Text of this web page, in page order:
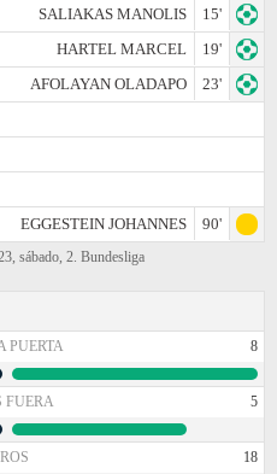
SALIAKAS MANOLIS
15'
HARTEL MARCEL
19'
AFOLAYAN OLADAPO
23'
EGGESTEIN JOHANNES
90'
sábado, 2. Bundesliga
PUERTA 8
FUERA 5
18